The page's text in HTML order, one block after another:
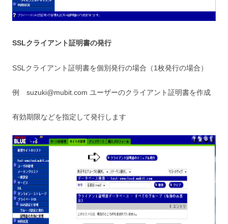
SSLクライアント証明書の発行
SSLクライアント証明書を個別発行の場合（1枚発行の場合）
例 suzuki@mubit.com ユーザーのクライアント証明書を作成
有効期限などを指定して発行します